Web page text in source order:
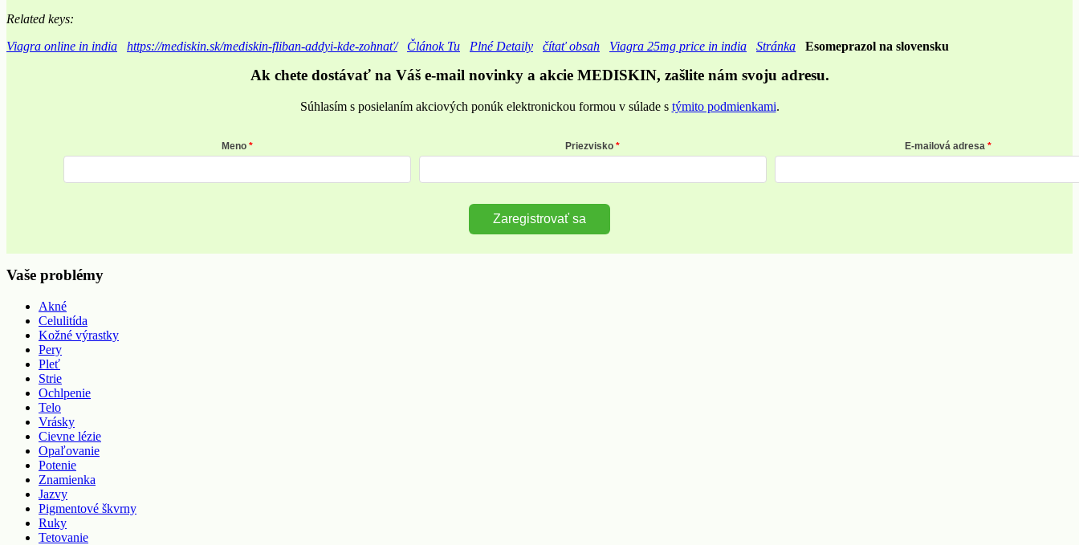
Related keys:
Viagra online in india
https://mediskin.sk/mediskin-fliban-addyi-kde-zohnať/ Článok Tu Plné Detaily čítať obsah Viagra 25mg price in india Stránka Esomeprazol na slovensku
Ak chete dostávať na Váš e-mail novinky a akcie MEDISKIN, zašlite nám svoju adresu.
Súhlasím s posielaním akciových ponúk elektronickou formou v súlade s týmito podmienkami.
Meno Priezvisko E-mailová adresa
Zaregistrovať sa
Vaše problémy
Akné
Celulitída
Kožné výrastky
Pery
Pleť
Strie
Ochlpenie
Telo
Vrásky
Cievne lézie
Opaľovanie
Potenie
Znamienka
Jazvy
Pigmentové škvrny
Ruky
Tetovanie